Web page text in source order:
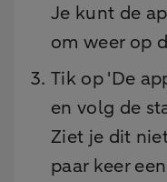
Je kunt de
om weer op
Tik op 'De
en volg de
Ziet je dit
paar keer